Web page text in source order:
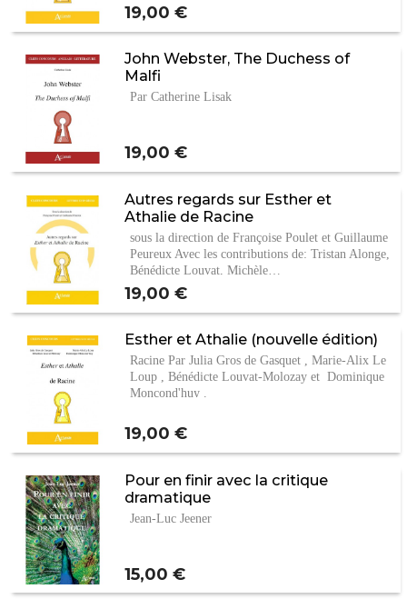
Prix
19,00 €
John Webster, The Duchess of
Malfi
Par Catherine Lisak
Prix
19,00 €
Autres regards sur Esther et
Athalie de Racine
sous la direction de Françoise Poulet et Guillaume
Peureux Avec les contributions de: Tristan Alonge,
Bénédicte Louvat, Michèle…
Prix
19,00 €
Esther et Athalie (nouvelle édition)
Racine Par Julia Gros de Gasquet , Marie-Alix Le
Loup , Bénédicte Louvat-Molozay et Dominique
Moncond'huy .
Prix
19,00 €
Pour en finir avec la critique
dramatique
Jean-Luc Jeener
Prix
15,00 €